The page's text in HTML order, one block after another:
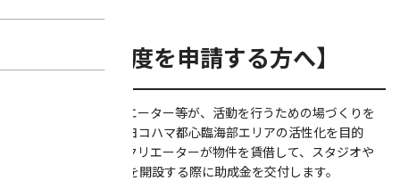
【本助成制度を申請する方へ】
アーティスト・クリエーター等が、活動を行うための場づくりを
支援する制度です。ヨコハマ都心臨海部エリアの活性化を目的
に、アーティスト・クリエーターが物件を賃借して、スタジオや
アトリエ、事務所等を開設する際に助成金を交付します。